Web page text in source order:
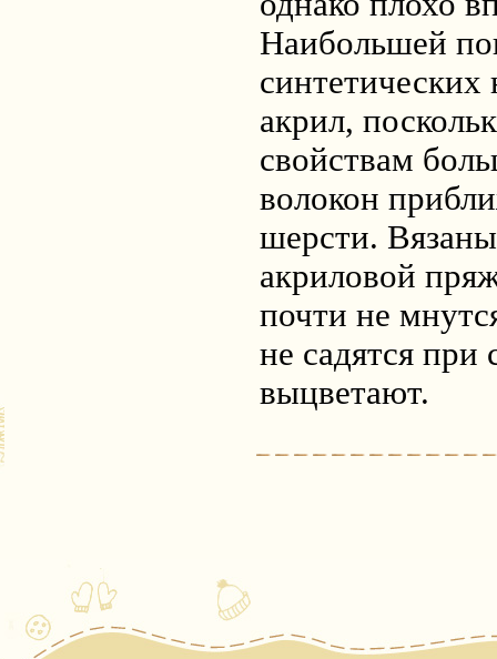
Наибольшей
синтетических
акрил,
свойствам
волокон
шерсти.
акриловой
почти не
не садятся при
выцветают.